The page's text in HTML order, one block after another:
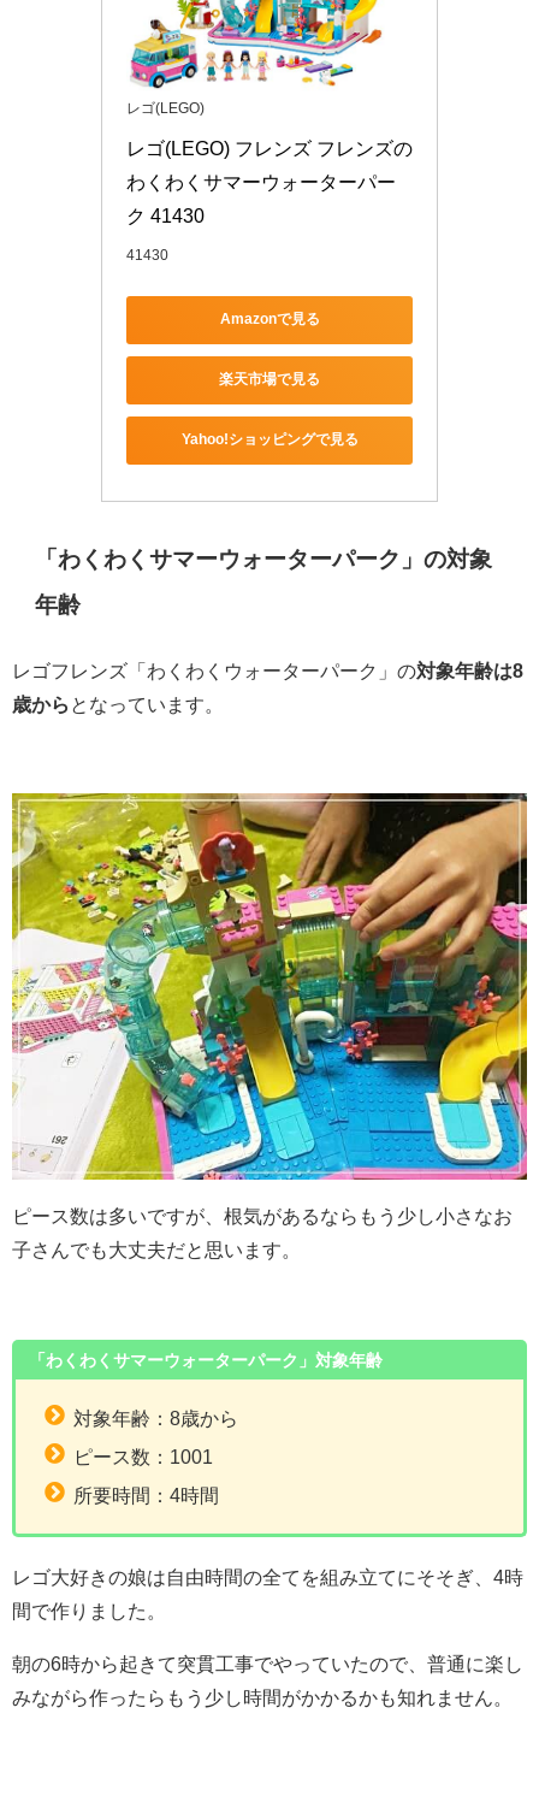
レゴ(LEGO)
レゴ(LEGO) フレンズ フレンズの
わくわくサマーウォーターパー
ク 41430
41430
Amazonで見る
楽天市場で見る
Yahoo!ショッピングで見る
「わくわくサマーウォーターパーク」の対象
年齢
レゴフレンズ「わくわくウォーターパーク」の対象年齢は8
歳から となっています。
ピース数は多いですが、根気があるならもう少し小さなお
子さんでも大丈夫だと思います。
「わくわくサマーウォーターパーク」対象年齢
対象年齢：8歳から
ピース数：1001
所要時間：4時間
レゴ大好きの娘は自由時間の全てを組み立てにそそぎ、4時
間で作りました。
朝の6時から起きて突貫工事でやっていたので、普通に楽し
みながら作ったらもう少し時間がかかるかも知れません。